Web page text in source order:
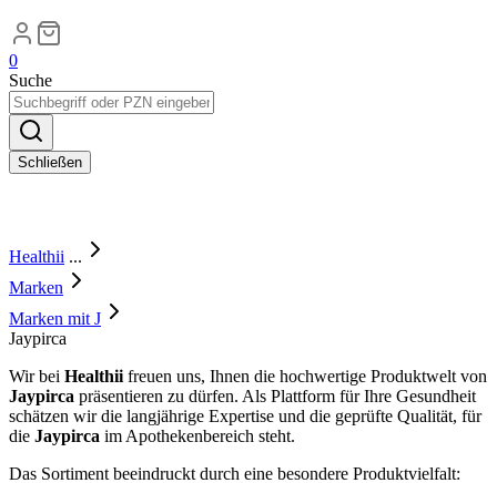
0
Suche
Schließen
Healthii ...
Marken
Marken mit J
Jaypirca
Wir bei Healthii freuen uns, Ihnen die hochwertige Produktwelt von
Jaypirca präsentieren zu dürfen. Als Plattform für Ihre Gesundheit
schätzen wir die langjährige Expertise und die geprüfte Qualität, für
die Jaypirca im Apothekenbereich steht.
Das Sortiment beeindruckt durch eine besondere Produktvielfalt: